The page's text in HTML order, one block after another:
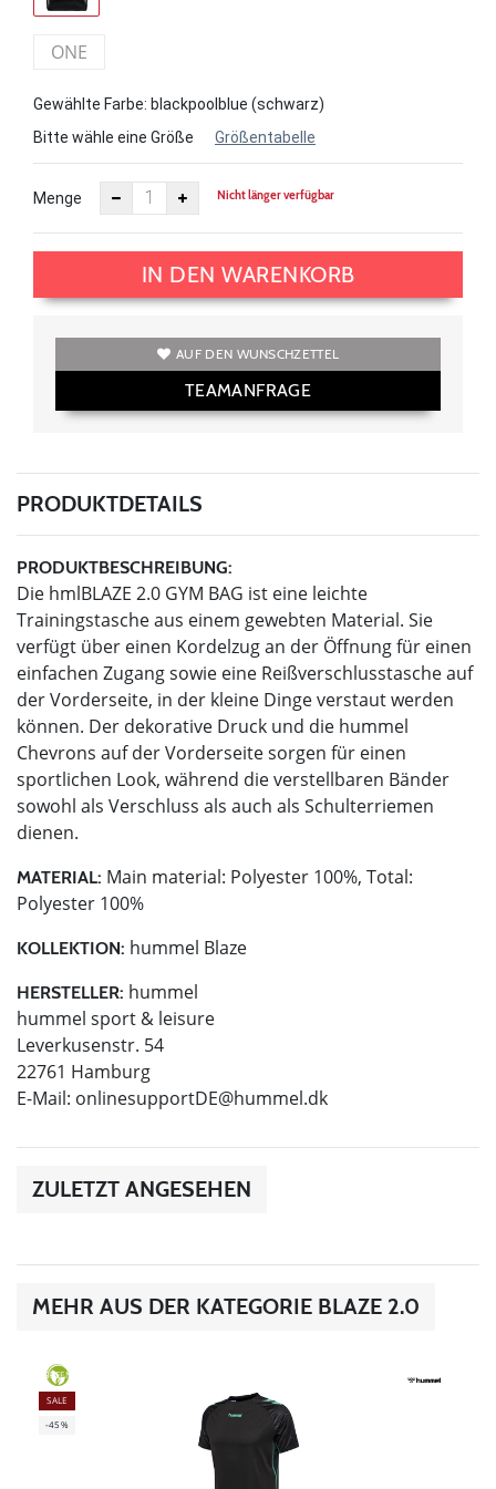
ONE
Gewählte Farbe: blackpoolblue (schwarz)
Bitte wähle eine Größe
Größentabelle
Menge Nicht länger verfügbar
IN DEN WARENKORB
AUF DEN WUNSCHZETTEL
TEAMANFRAGE
PRODUKTDETAILS
PRODUKTBESCHREIBUNG:
Die hmlBLAZE 2.0 GYM BAG ist eine leichte
Trainingstasche aus einem gewebten Material. Sie
verfügt über einen Kordelzug an der Öffnung für einen
einfachen Zugang sowie eine Reißverschlusstasche auf
der Vorderseite, in der kleine Dinge verstaut werden
können. Der dekorative Druck und die hummel
Chevrons auf der Vorderseite sorgen für einen
sportlichen Look, während die verstellbaren Bänder
sowohl als Verschluss als auch als Schulterriemen
dienen.
MATERIAL: Main material: Polyester 100%, Total:
Polyester 100%
KOLLEKTION: hummel Blaze
HERSTELLER: hummel
hummel sport & leisure
Leverkusenstr. 54
22761 Hamburg
E-Mail: onlinesupportDE@hummel.dk
ZULETZT ANGESEHEN
MEHR AUS DER KATEGORIE BLAZE 2.0
GREEN
SALE
-45%